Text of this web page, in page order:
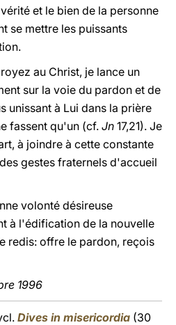
et le bien de la personne
se mettre les puissants
au Christ, je lance un
sur la voie du pardon et de
unissant à Lui dans la prière
fassent qu'un (cf. Jn 17,21). Je
à joindre à cette constante
gestes fraternels d'accueil
volonté désireuse
à l'édification de la nouvelle
redis: offre le pardon, reçois
1996
Dives in misericordia (30